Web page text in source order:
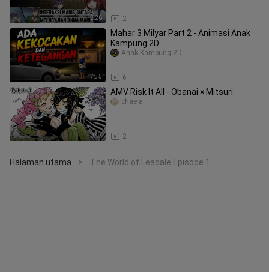
2:26 2
7:35
Mahar 3 Milyar Part 2 - Animasi Anak
Kampung 2D .
6
Anak Kampung 2D
0:47
AMV Risk It All - Obanai × Mitsuri
2
chae a
Halaman utama > The World of Leadale Episode 1